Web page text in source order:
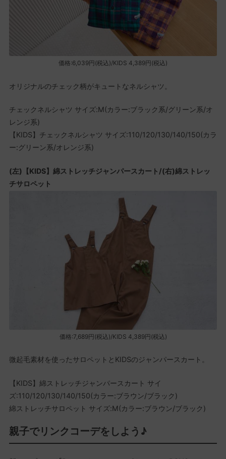
価格:6,039円(税込)/KIDS 4,389円(税込)
オリジナルのチェック柄がキュートなネルシャツ。
チェックネルシャツ サイズ:M(カラー:ブラック系/グリーン系/オ
レンジ系)
【KIDS】チェックネルシャツ サイズ:110/120/130/140/150(カラ
ー:グリーン系/オレンジ系)
(左)【KIDS】綿ストレッチジャンパースカート/(右)綿ストレッ
チサロペット
価格:7,689円(税込)/KIDS 4,389円(税込)
微起毛素材を使ったサロペットとKIDSのジャンパースカート。
【KIDS】綿ストレッチジャンパースカート サイ
ズ:110/120/130/140/150(カラー:ブラウン/ブラック)
綿ストレッチサロペット サイズ:M(カラー:ブラウン/ブラック)
親子でリンクコーデをしよう♪